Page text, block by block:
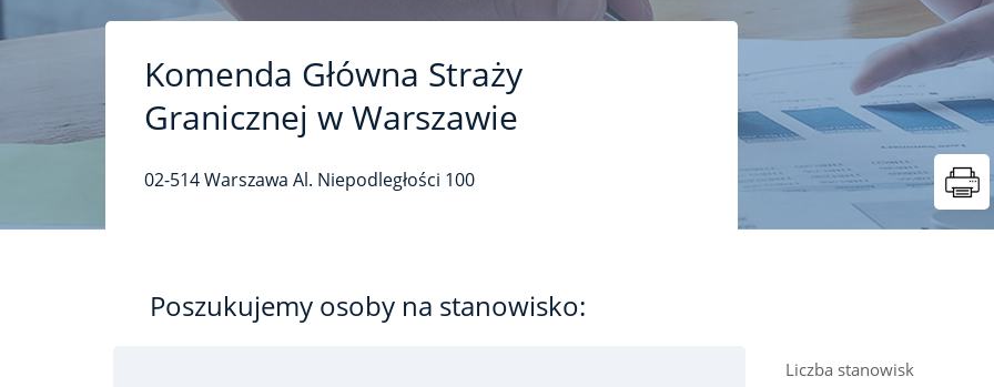
Komenda Główna Straży
Granicznej w Warszawie
02-514Warszawa Al. Niepodległości 100
Poszukujemy osoby na stanowisko:
Liczba stanowisk